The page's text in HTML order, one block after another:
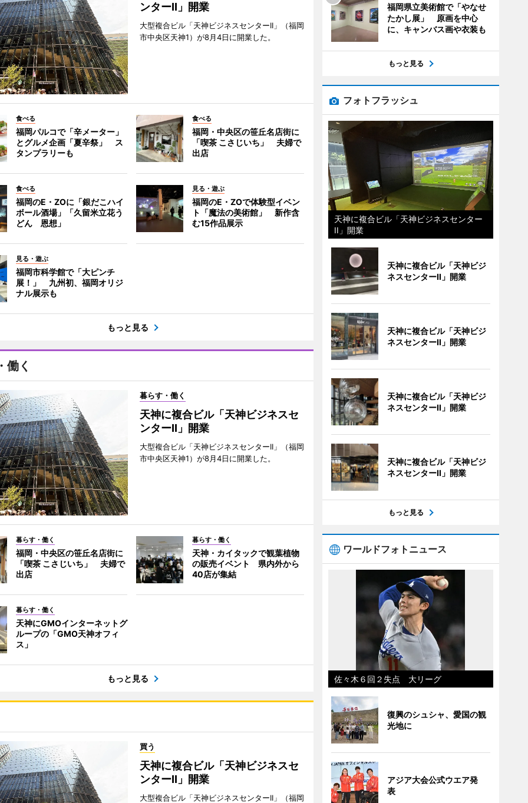
ンターII」開業
大型複合ビル「天神ビジネスセンターII」（福岡
市中央区天神1）が8月4日に開業した。
食べる
福岡パルコで「辛メーター」
とグルメ企画「夏辛祭」 ス
タンプラリーも
食べる
福岡・中央区の笹丘名店街に
「喫茶 こさじいち」 夫婦で
出店
食べる
福岡のE・ZOに「銀だこハイ
ボール酒場」「久留米立花う
どん 恩想」
見る・遊ぶ
福岡のE・ZOで体験型イベン
ト「魔法の美術館」 新作含
む15作品展示
見る・遊ぶ
福岡市科学館で「大ピンチ
展！」 九州初、福岡オリジ
ナル展示も
もっと見る
働く
暮らす・働く
天神に複合ビル「天神ビジネスセ
ンターII」開業
大型複合ビル「天神ビジネスセンターII」（福岡
市中央区天神1）が8月4日に開業した。
暮らす・働く
福岡・中央区の笹丘名店街に
「喫茶 こさじいち」 夫婦で
出店
暮らす・働く
天神・カイタックで観葉植物
の販売イベント 県内外から
40店が集結
暮らす・働く
天神にGMOインターネットグ
ループの「GMO天神オフィ
ス」
もっと見る
買う
天神に複合ビル「天神ビジネスセ
ンターII」開業
大型複合ビル「天神ビジネスセンターII」（福岡
福岡県立美術館で「やなせ
たかし展」 原画を中心
に、キャンバス画や衣装も
もっと見る
フォトフラッシュ
天神に複合ビル「天神ビジネスセンター
II」開業
天神に複合ビル「天神ビジ
ネスセンターII」開業
天神に複合ビル「天神ビジ
ネスセンターII」開業
天神に複合ビル「天神ビジ
ネスセンターII」開業
天神に複合ビル「天神ビジ
ネスセンターII」開業
もっと見る
ワールドフォトニュース
佐々木６回２失点 大リーグ
復興のシュシャ、愛国の観
光地に
アジア大会公式ウエア発
表